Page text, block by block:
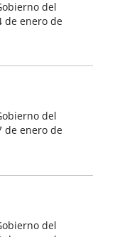
del
de enero de
del
de enero de
del